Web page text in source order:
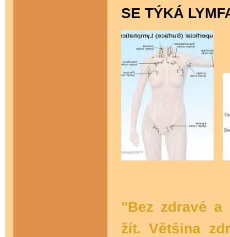
SE TÝKÁ
"Bez zdravé a
žít. Většina